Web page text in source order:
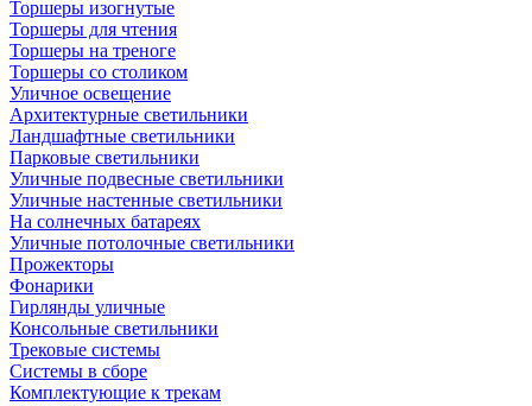
Торшеры изогнутые
Торшеры для чтения
Торшеры на треноге
Торшеры со столиком
Уличное освещение
Архитектурные светильники
Ландшафтные светильники
Парковые светильники
Уличные подвесные светильники
Уличные настенные светильники
На солнечных батареях
Уличные потолочные светильники
Прожекторы
Фонарики
Гирлянды уличные
Консольные светильники
Трековые системы
Системы в сборе
Комплектующие к трекам